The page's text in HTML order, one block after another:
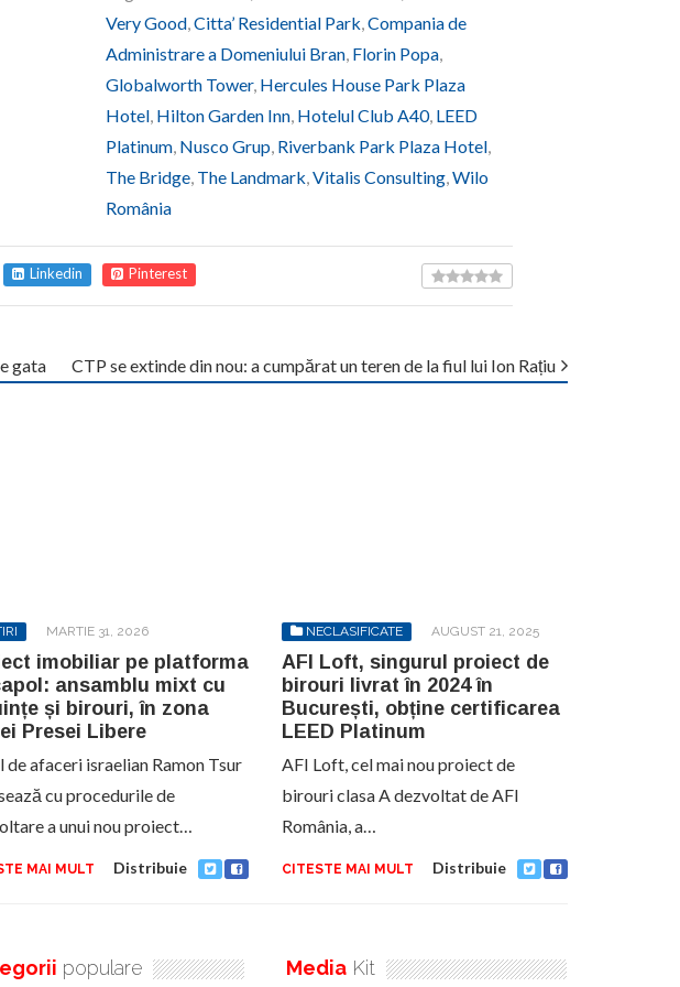
Very Good Citta’ Residential Park Compania de
Administrare a Domeniului Bran Florin Popa
Globalworth Tower, Hercules House Park Plaza
Hotel Hilton Garden Inn Hotelul Club A40, LEED
Platinum Nusco Grup Riverbank Park Plaza Hotel
The Bridge The Landmark Vitalis Consulting Wilo
România
Linkedin Pinterest
gata CTP se extinde din nou: a cumpărat un teren de la fiul lui Ion Rațiu
MARTIE 31, 2026
imobiliar pe platforma
ansamblu mixt cu
și birouri, în zona
Presei Libere
de afaceri israelian Ramon Tsur
cu procedurile de
a unui nou proiect…
MAI MULT Distribuie
NECLASIFICATE AUGUST 21, 2025
AFI Loft, singurul proiect de
birouri livrat în 2024 în
București, obține certificarea
LEED Platinum
AFI Loft, cel mai nou proiect de
birouri clasa A dezvoltat de AFI
România, a…
CITESTE MAI MULT Distribuie
populare Media Kit